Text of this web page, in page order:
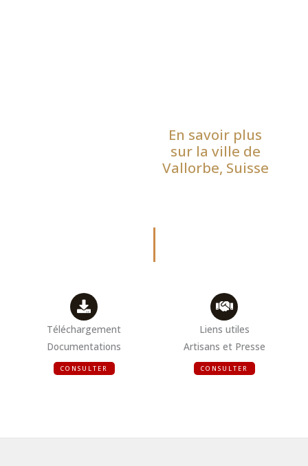
En savoir plus
sur la ville de
Vallorbe, Suisse
Téléchargement
Documentations
CONSULTER
Liens utiles
Artisans et Presse
CONSULTER